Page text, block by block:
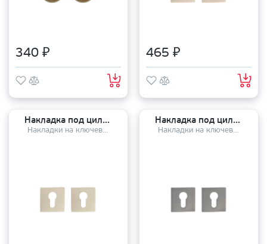
340 ₽ 465 ₽
Накладка под цилиндр TANDOOR TDAL ET-03 slim MSN
Накладки на ключевой цилиндр
Накладка под цилиндр TANDOOR TDAL ET-03 slim GRF
Накладки на ключевой цилиндр